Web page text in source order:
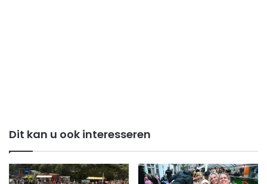
Dit kan u ook interesseren